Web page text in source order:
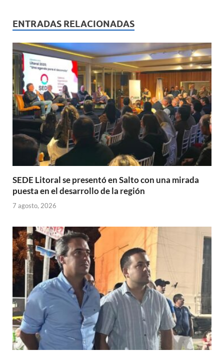
s
A
p
p
b
o
o
k
p
ar
ti
r
ENTRADAS RELACIONADAS
SEDE Litoral se presentó en Salto con una mirada
puesta en el desarrollo de la región
7 agosto, 2026